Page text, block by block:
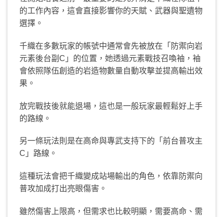
的工作內容，這會直接影響你的天賦、武器與聖遺物
選擇。
千織在多數玩家的帳號中通常會先被放在「防禦向岩
元素後台副C」的位置，她透過元素戰技召喚袖，袖
會依照隊伍創造的岩造物數量自動攻擊並提高輸出效
果。
放完戰技後就能退場，這也是一般玩家最輕鬆好上手
的路線。
另一條玩法則是在高命與專武支持下的「前台普攻主
C」路線。
這種玩法會把千織變成站場輸出的角色，依靠防禦向
普攻加成打出亮眼傷害。
雖然傷害上限高，但需求也比較明顯，需要高命、需